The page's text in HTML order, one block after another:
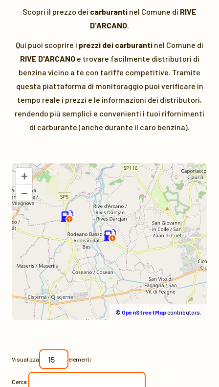
Scopri il prezzo dei carburanti nel Comune di RIVE
D'ARCANO.
Qui puoi scoprire i prezzi dei carburanti nel Comune di
RIVE D'ARCANOe trovare facilmente distributori di
benzina vicino a te con tariffe competitive. Tramite
questa piattaforma di monitoraggio puoi verificare in
tempo reale i prezzi e le informazioni dei distributori,
rendendo più semplici e convenienti i tuoi rifornimenti
di carburante (anche durante il caro benzina).
+
–
© OpenStreetMapcontributors.
Visualizza elementi
Cerca: